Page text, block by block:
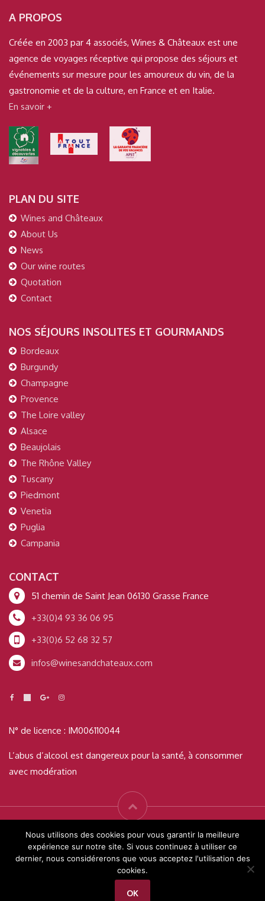
A PROPOS
Créée en 2003 par 4 associés, Wines & Châteaux est une
agence de voyages réceptive qui propose des séjours et
événements sur mesure pour les amoureux du vin, de la
gastronomie et de la culture, en France et en Italie.
En savoir +
PLAN DU SITE
Wines and Châteaux
About Us
News
Our wine routes
Quotation
Contact
NOS SÉJOURS INSOLITES ET GOURMANDS
Bordeaux
Burgundy
Champagne
Provence
The Loire valley
Alsace
Beaujolais
The Rhône Valley
Tuscany
Piedmont
Venetia
Puglia
Campania
CONTACT
51 chemin de Saint Jean 06130 Grasse France
+33(0)4 93 36 06 95
+33(0)6 52 68 32 57
infos@winesandchateaux.com
N° de licence : IM006110044
L’abus d’alcool est dangereux pour la santé, à consommer
avec modération
© Wines & Châteaux 2019 Tous droits réservés - Créé parReadigital
Contact Terms and conditions
Nous utilisons des cookies pour vous garantir la meilleure
expérience sur notre site. Si vous continuez à utiliser ce
dernier, nous considérerons que vous acceptez l'utilisation des
cookies.
OK